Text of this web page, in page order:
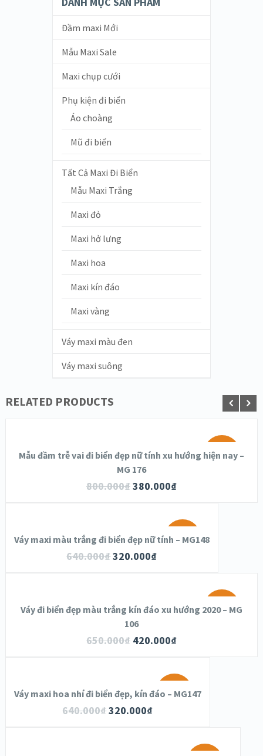
Đầm maxi Mới
Mẫu Maxi Sale
Maxi chụp cưới
Phụ kiện đi biển
Áo choàng
Mũ đi biển
Tất Cả Maxi Đi Biển
Mẫu Maxi Trắng
Maxi đỏ
Maxi hở lưng
Maxi hoa
Maxi kín đáo
Maxi vàng
Váy maxi màu đen
Váy maxi suông
RELATED PRODUCTS
SALE!
Mẫu đầm trễ vai đi biển đẹp nữ tính xu hướng hiện nay –
MG 176
800.000₫380.000₫
SALE!
Váy maxi màu trắng đi biển đẹp nữ tính – MG148
640.000₫320.000₫
SALE!
Váy đi biển đẹp màu trắng kín đáo xu hướng 2020 – MG
106
650.000₫ 420.000₫
SALE!
Váy maxi hoa nhí đi biển đẹp, kín đáo – MG147
640.000₫320.000₫